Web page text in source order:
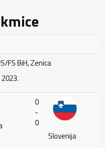
FS BiH, Zenica
0
-
0
Slovenija